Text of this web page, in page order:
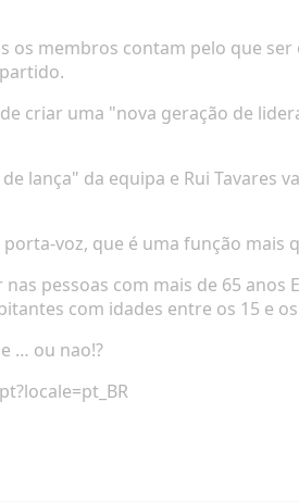
os membros contam pelo que
criar uma "nova geração de
lança" da equipa e Rui Tavares
porta-voz, que é uma função mais
pessoas com mais de 65 anos
com idades entre os 15 e
… ou nao!?